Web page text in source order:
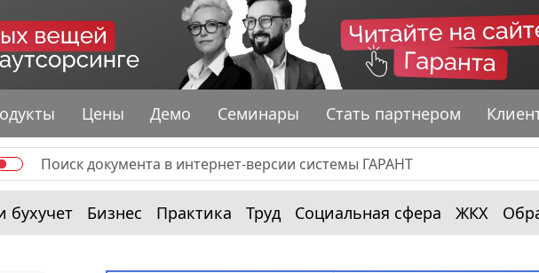
Цены Демо Семинары Стать партнером
бухучет Бизнес Практика Труд Социальная сфера ЖКХ